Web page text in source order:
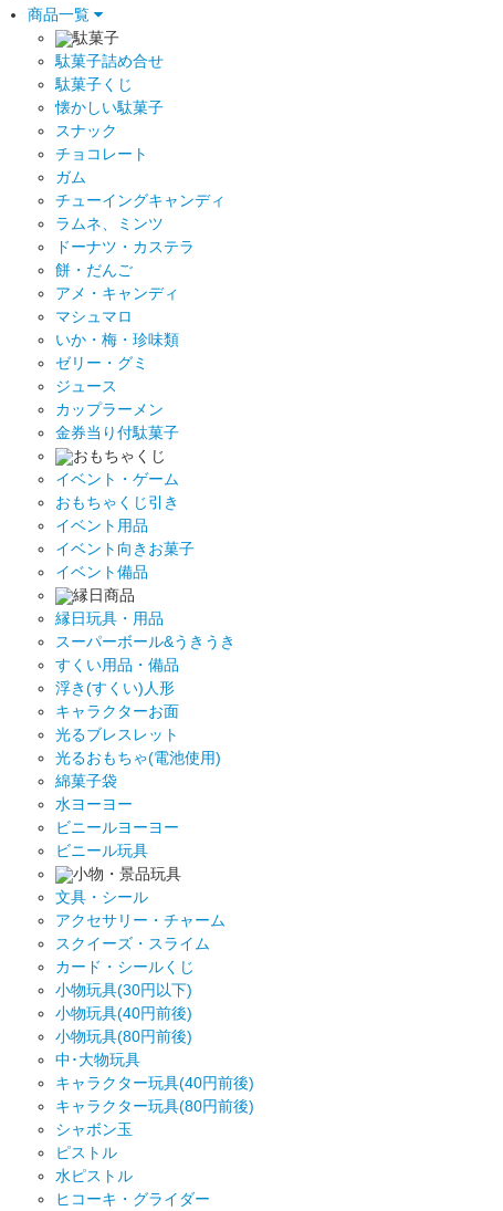
商品一覧
駄菓子
駄菓子詰め合せ
駄菓子くじ
懐かしい駄菓子
スナック
チョコレート
ガム
チューイングキャンディ
ラムネ、ミンツ
ドーナツ・カステラ
餅・だんご
アメ・キャンディ
マシュマロ
いか・梅・珍味類
ゼリー・グミ
ジュース
カップラーメン
金券当り付駄菓子
おもちゃくじ
イベント・ゲーム
おもちゃくじ引き
イベント用品
イベント向きお菓子
イベント備品
縁日商品
縁日玩具・用品
スーパーボール&うきうき
すくい用品・備品
浮き(すくい)人形
キャラクターお面
光るブレスレット
光るおもちゃ(電池使用)
綿菓子袋
水ヨーヨー
ビニールヨーヨー
ビニール玩具
小物・景品玩具
文具・シール
アクセサリー・チャーム
スクイーズ・スライム
カード・シールくじ
小物玩具(30円以下)
小物玩具(40円前後)
小物玩具(80円前後)
中･大物玩具
キャラクター玩具(40円前後)
キャラクター玩具(80円前後)
シャボン玉
ピストル
水ピストル
ヒコーキ・グライダー